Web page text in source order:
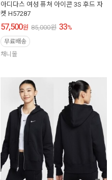
아디다스 여성 퓨쳐 아이콘 3S 후드 자
켓 H57287
57,500원 85,000원 33%
무료배송
채니몰